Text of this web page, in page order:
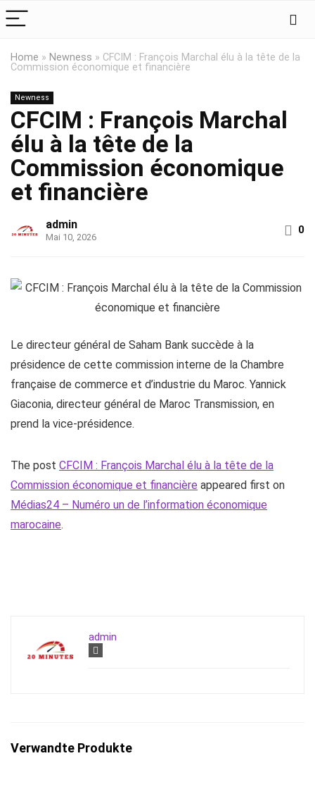
Home » Newness » CFCIM : François Marchal élu à la tête de la
Commission économique et financière
Newness
CFCIM : François Marchal
élu à la tête de la
Commission économique
et financière
admin
Mai 10, 2026
0
Le directeur général de Saham Bank succède à la
présidence de cette commission interne de la Chambre
française de commerce et d’industrie du Maroc. Yannick
Giaconia, directeur général de Maroc Transmission, en
prend la vice-présidence.
The post CFCIM : François Marchal élu à la tête de la
Commission économique et financière appeared first on
Médias24 – Numéro un de l’information économique
marocaine.
admin
Verwandte Produkte